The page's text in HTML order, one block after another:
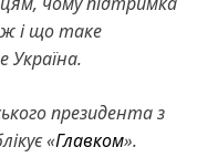
і що таке
Україна.
президента з
«Главком».